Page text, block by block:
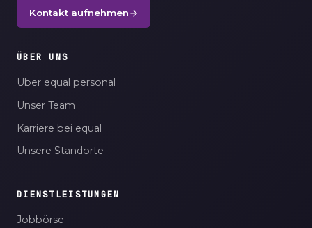
Kontakt aufnehmen
ÜBER UNS
Über equal personal
Unser Team
Karriere bei equal
Unsere Standorte
DIENSTLEISTUNGEN
Jobbörse